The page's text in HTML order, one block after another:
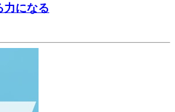
力になる